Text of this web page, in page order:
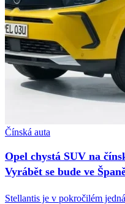
Čínská auta
Opel chystá SUV na
Vyrábět se bude ve
Stellantis je v pokročilém